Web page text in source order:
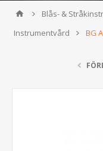
Blås- &
Instrumentvård
BG